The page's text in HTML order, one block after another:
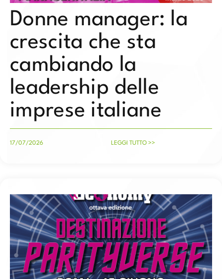
Donne manager: la
crescita che sta
cambiando la
leadership delle
imprese italiane
17/07/2026 LEGGI TUTTO >>